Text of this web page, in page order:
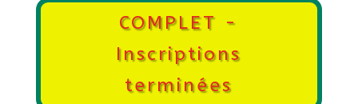
COMPLET -
Inscriptions
terminées